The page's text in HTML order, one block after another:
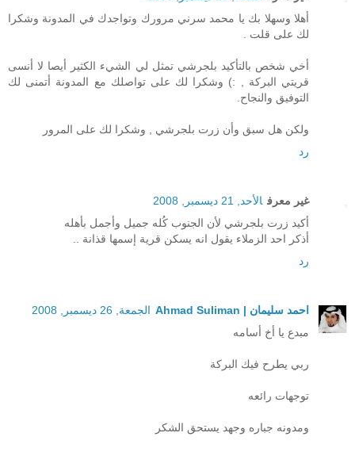
أهلا وسهلا بك يا محمد سرني مرورك وتواجدك في المدونة وشكرا
لك على قلت .
أخي شخص بالتأكيد بلجرشي تمثل لي الشيء الكثير أيصا لا أنسى
قريتي البركة , :) وشكرا لك على تواصلك مع المدونة أتمنى لك
التوفيق والنجاح.
ولكن هل سبق وأن زرت بلجرشي , وشكرا لك على المرور
رد
غير معرف الأحد, 21 ديسمبر, 2008
أكيد زرت بلجرشي لأن الجنوب كُله جميل وأجمل بأهله
أذكر احد الزملاء يقول انه يسكن قرية إسمها قذانة ..
رد
احمد سليمان | Ahmad Suliman
الجمعة, 26 ديسمبر, 2008
مبدع يا أخ أسامه
ربي يطرح فيك البركة
توجهات رائعه
ومدونه جباره وجهد يستحق الشكر